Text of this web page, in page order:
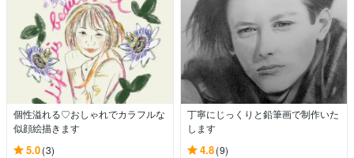
個性溢れる♡おしゃれでカラフルな
似顔絵描きます
5.0(3)
丁寧にじっくりと鉛筆画で制作いた
します
4.8(9)